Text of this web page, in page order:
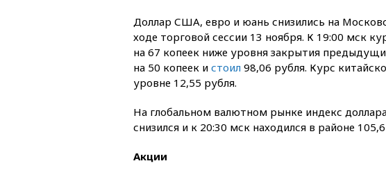
Доллар США, евро и юань снизились на
ходе торговой сессии 13 ноября. К 19:00 мск
на 67 копеек ниже уровня закрытия
на 50 копеек и стоил 98,06 рубля. Курс
уровне 12,55 рубля.
На глобальном валютном рынке индекс
снизился и к 20:30 мск находился в районе
Акции